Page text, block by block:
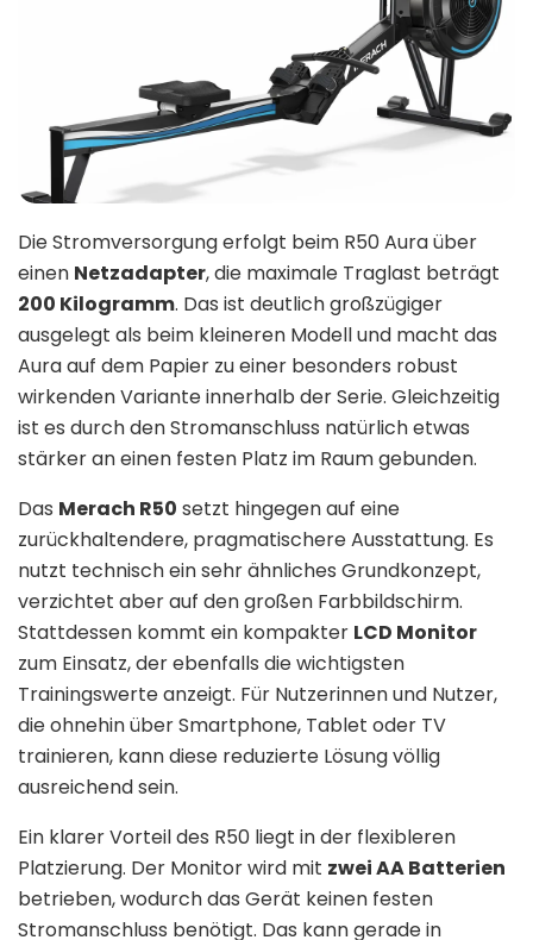
Die Stromversorgung erfolgt beim R50 Aura über
einen Netzadapter, die maximale Traglast beträgt
200 Kilogramm. Das ist deutlich großzügiger
ausgelegt als beim kleineren Modell und macht das
Aura auf dem Papier zu einer besonders robust
wirkenden Variante innerhalb der Serie. Gleichzeitig
ist es durch den Stromanschluss natürlich etwas
stärker an einen festen Platz im Raum gebunden.
Das Merach R50 setzt hingegen auf eine
zurückhaltendere, pragmatischere Ausstattung. Es
nutzt technisch ein sehr ähnliches Grundkonzept,
verzichtet aber auf den großen Farbbildschirm.
Stattdessen kommt ein kompakter LCD Monitor
zum Einsatz, der ebenfalls die wichtigsten
Trainingswerte anzeigt. Für Nutzerinnen und Nutzer,
die ohnehin über Smartphone, Tablet oder TV
trainieren, kann diese reduzierte Lösung völlig
ausreichend sein.
Ein klarer Vorteil des R50 liegt in der flexibleren
Platzierung. Der Monitor wird mit zwei AA Batterien
betrieben, wodurch das Gerät keinen festen
Stromanschluss benötigt. Das kann gerade in